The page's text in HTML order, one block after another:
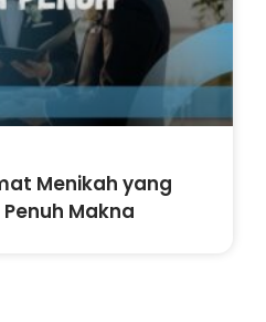
Menikah yang
Makna